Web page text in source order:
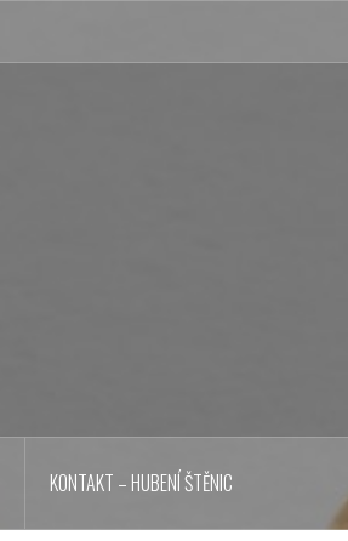
KONTAKT – HUBENÍ ŠTĚNIC